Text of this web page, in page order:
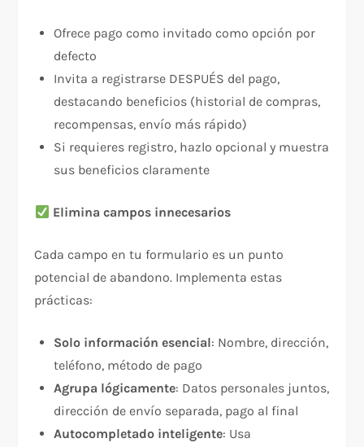
Ofrece pago como invitado como opción por
defecto
Invita a registrarse DESPUÉS del pago,
destacando beneficios (historial de compras,
recompensas, envío más rápido)
Si requieres registro, hazlo opcional y muestra
sus beneficios claramente
Elimina campos innecesarios
Cada campo en tu formulario es un punto
potencial de abandono. Implementa estas
prácticas:​
Solo información esencial: Nombre, dirección,
teléfono, método de pago
Agrupa lógicamente: Datos personales juntos,
dirección de envío separada, pago al final
Autocompletado inteligente: Usa